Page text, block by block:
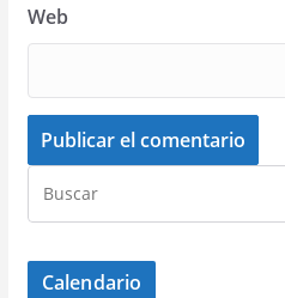
Web
Calendario